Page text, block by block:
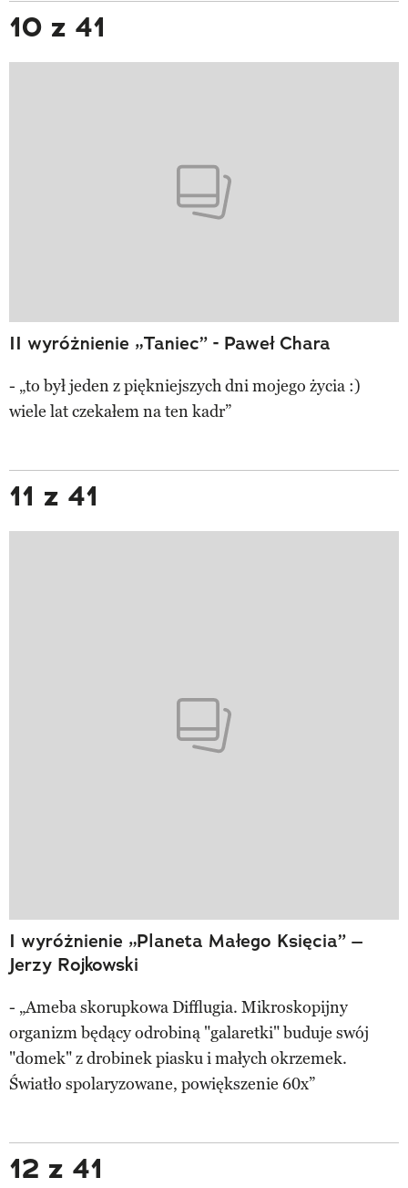
10 z 41
II wyróżnienie „Taniec” - Paweł Chara
- „to był jeden z piękniejszych dni mojego życia :)
wiele lat czekałem na ten kadr”
11 z 41
I wyróżnienie „Planeta Małego Księcia” –
Jerzy Rojkowski
- „Ameba skorupkowa Difflugia. Mikroskopijny
organizm będący odrobiną "galaretki" buduje swój
"domek" z drobinek piasku i małych okrzemek.
Światło spolaryzowane, powiększenie 60x”
12 z 41